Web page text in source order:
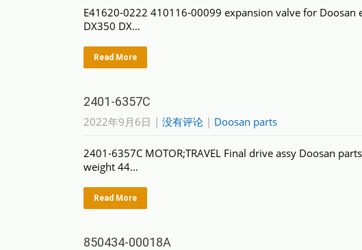
E41620-0222 410116-00099 expansion valve for Doosan
DX350 DX…
Read More
2401-6357C
2022年9月6日 | 没有评论 | Doosan parts
2401-6357C MOTOR;TRAVEL Final drive assy Doosan
weight 44…
Read More
850434-00018A